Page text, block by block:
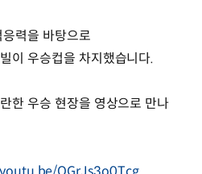
력을 바탕으로
이 우승컵을 차지했습니다.
한 우승 현장을 영상으로 만나